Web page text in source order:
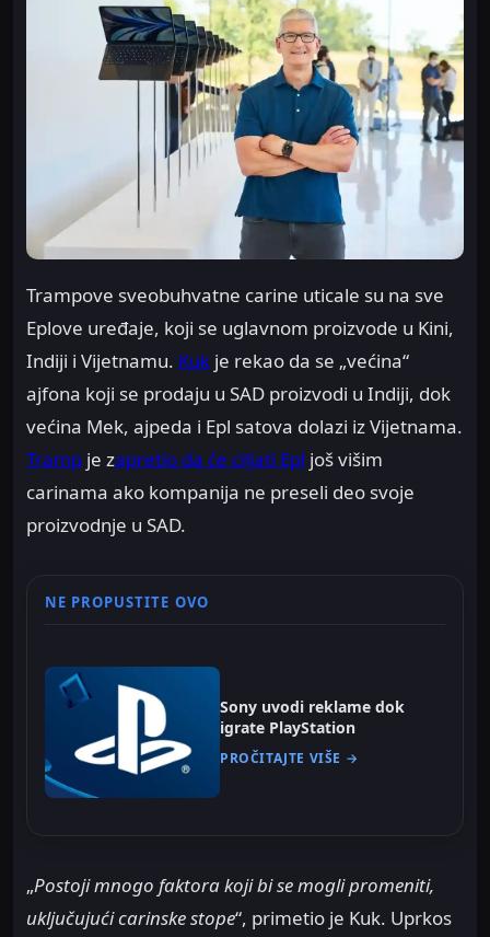
Trampove sveobuhvatne carine uticale su na sve
Eplove uređaje, koji se uglavnom proizvode u Kini,
Indiji i Vijetnamu. Kuk je rekao da se „većina“
ajfona koji se prodaju u SAD proizvodi u Indiji, dok
većina Mek, ajpeda i Epl satova dolazi iz Vijetnama.
Tramp je zapretio da će ciljati Epl još višim
carinama ako kompanija ne preseli deo svoje
proizvodnje u SAD.
NE PROPUSTITE OVO
Sony uvodi reklame dok
igrate PlayStation
PROČITAJTE VIŠE →
„Postoji mnogo faktora koji bi se mogli promeniti,
uključujući carinske stope“, primetio je Kuk. Uprkos